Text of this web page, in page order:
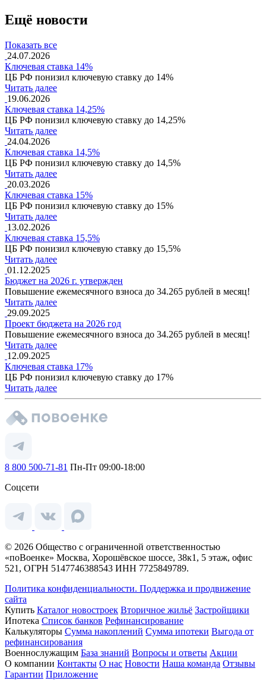
Ещё новости
Показать все
24.07.2026
Ключевая ставка 14%
ЦБ РФ понизил ключевую ставку до 14%
Читать далее
19.06.2026
Ключевая ставка 14,25%
ЦБ РФ понизил ключевую ставку до 14,25%
Читать далее
24.04.2026
Ключевая ставка 14,5%
ЦБ РФ понизил ключевую ставку до 14,5%
Читать далее
20.03.2026
Ключевая ставка 15%
ЦБ РФ понизил ключевую ставку до 15%
Читать далее
13.02.2026
Ключевая ставка 15,5%
ЦБ РФ понизил ключевую ставку до 15,5%
Читать далее
01.12.2025
Бюджет на 2026 г. утвержден
Повышение ежемесячного взноса до 34.265 рублей в месяц!
Читать далее
29.09.2025
Проект бюджета на 2026 год
Повышение ежемесячного взноса до 34.265 рублей в месяц!
Читать далее
12.09.2025
Ключевая ставка 17%
ЦБ РФ понизил ключевую ставку до 17%
Читать далее
8 800 500-71-81 Пн-Пт 09:00-18:00
Соцсети
© 2026 Общество с ограниченной ответственностью
«поВоенке» Москва, Хорошёвское шоссе, 38к1, 5 этаж, офис
521, ОГРН 5147746388543 ИНН 7725849789.
Политика конфиденциальности. Поддержка и продвижение
сайта
Купить Каталог новостроек Вторичное жильё Застройщики
Ипотека Список банков Рефинансирование
Калькуляторы Сумма накоплений Сумма ипотеки Выгода от
рефинансирования
Военнослужащим База знаний Вопросы и ответы Акции
О компании Контакты О нас Новости Наша команда Отзывы
Гарантии Приложение